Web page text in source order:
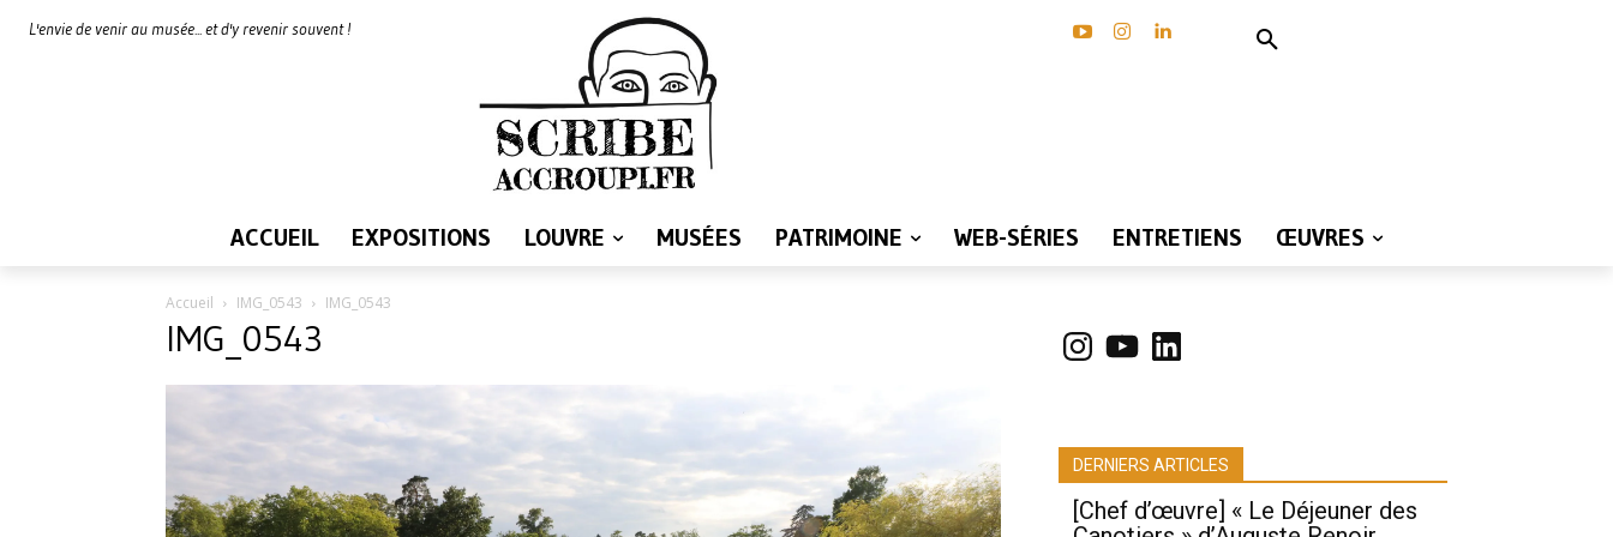
L'envie de venir au musée... et d'y revenir souvent !
ACCUEIL EXPOSITIONS LOUVRE MUSÉES PATRIMOINE WEB-SÉRIES ENTRETIENS ŒUVRES
Accueil IMG_0543 IMG_0543
IMG_0543 Instagram
YouTubeLinkedIn
DERNIERS ARTICLES
[Chef d’œuvre] « Le Déjeuner des